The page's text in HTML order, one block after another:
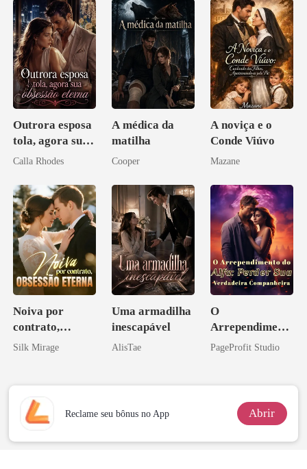
Outrora esposa
tola, agora sua
obsessão eterna
Calla Rhodes
A médica da
matilha
Cooper
A noviça e o
Conde Viúvo
Mazane
Noiva por
contrato,
obsessão eterna
Silk Mirage
Uma armadilha
inescapável
AlisTae
O
Arrependiment
o do Alfa:
Companheira
PageProfit Studio
Reclame seu bônus no App Abrir